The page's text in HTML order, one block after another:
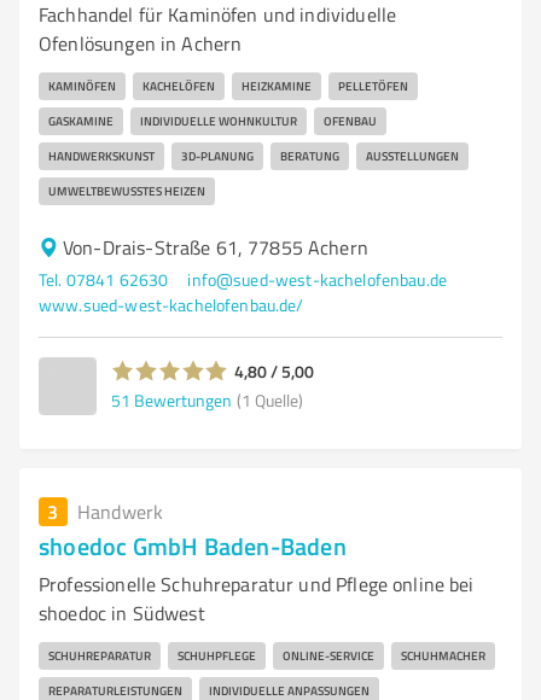
Fachhandel für Kaminöfen und individuelle
Ofenlösungen in Achern
KAMINÖFEN KACHELÖFEN HEIZKAMINE PELLETÖFEN
GASKAMINE INDIVIDUELLE WOHNKULTUR OFENBAU
HANDWERKSKUNST 3D-PLANUNG BERATUNG AUSSTELLUNGEN
UMWELTBEWUSSTES HEIZEN
Von-Drais-Straße 61, 77855 Achern
Tel. 07841 62630
info@sued-west-kachelofenbau.de
www.sued-west-kachelofenbau.de/
4,80 / 5,00
51 Bewertungen (1 Quelle)
3 Handwerk
shoedoc GmbH Baden-Baden
Professionelle Schuhreparatur und Pflege online bei
shoedoc in Südwest
SCHUHREPARATUR SCHUHPFLEGE ONLINE-SERVICE SCHUHMACHER
REPARATURLEISTUNGEN INDIVIDUELLE ANPASSUNGEN